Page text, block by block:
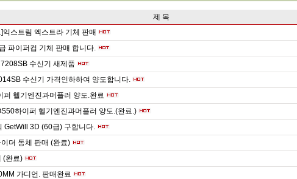
제 목
익스트림 엑스트라 기체 판매
파이퍼컵 기체 판매 합니다.
수신기 새제품
수신기 가격인하하여 양도합니다.
퍼 헬기엔진과머플러 양도.완료
하이퍼 헬기엔진과머플러 양도.(완료.)
GetWill 3D (60급) 구합니다.
더 동체 판매 (완료)
(완료)
가디언. 판매완료